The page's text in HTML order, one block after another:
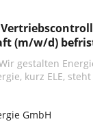
(m/w/d)
gestalten
kurz ELE,
GmbH